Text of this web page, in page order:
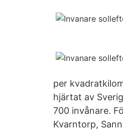
per
hjärtat av
700 invånare.
Kvarntorp,